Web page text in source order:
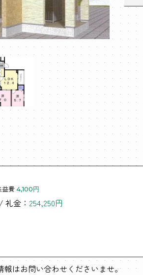
費 4,100円
礼金： 254,250円
はお問い合わせくださいませ。